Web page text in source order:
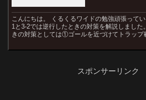
こんにちは。 くるくるワイドの勉強頑張って
1と3-2では逆行したときの対策を解説しました
きの対策としては①ゴールを近づけてトラップ
スポンサーリンク